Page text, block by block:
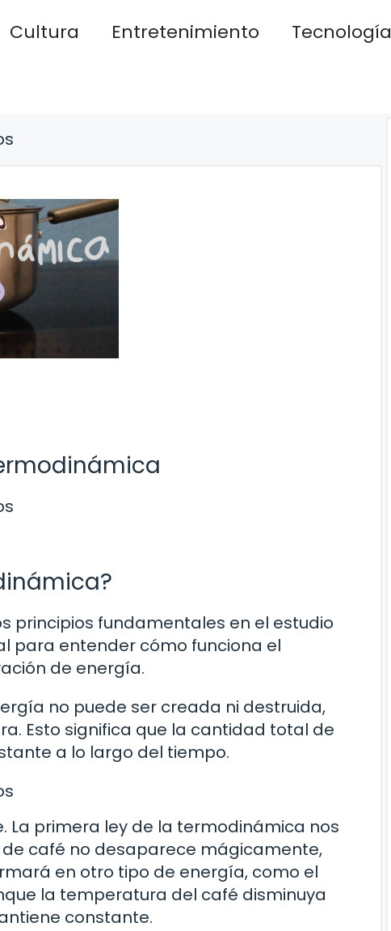
Cultura Entretenimiento Tecnología
principios fundamentales en el estudio
para entender cómo funciona el
de energía.
no puede ser creada ni destruida,
Esto significa que la cantidad total de
a lo largo del tiempo.
La primera ley de la termodinámica nos
café no desaparece mágicamente,
en otro tipo de energía, como el
la temperatura del café disminuya
constante.